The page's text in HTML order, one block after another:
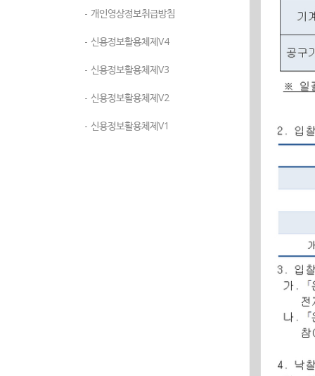
- 개인영상정보취급방침
- 신용정보활용체제V4
- 신용정보활용체제V3
- 신용정보활용체제V2
- 신용정보활용체제V1